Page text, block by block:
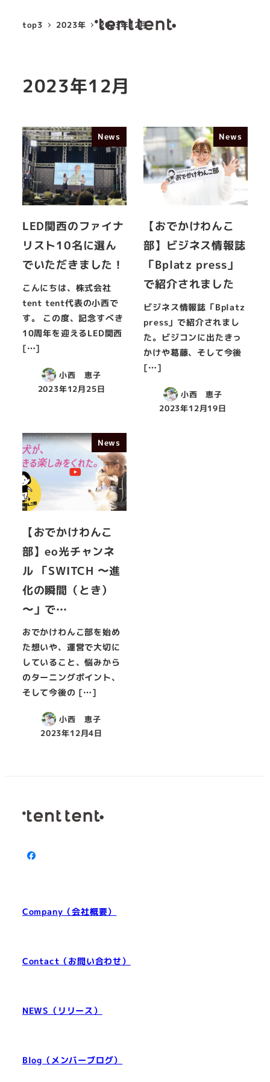
top3 2023年 2023年12月
2023年12月
News
LED関西のファイナ
リスト10名に選ん
でいただきました！
こんにちは、株式会社
tent tent代表の小西で
す。 この度、記念すべき
10周年を迎えるLED関西
[…]
小西 恵子
2023年12月25日
News
【おでかけわんこ
部】ビジネス情報誌
「Bplatz press」
で紹介されました
ビジネス情報誌「Bplatz
press」で紹介されまし
た。ビジコンに出たきっ
かけや葛藤、そして今後
[…]
小西 恵子
2023年12月19日
News
【おでかけわんこ
部】eo光チャンネ
ル 「SWITCH 〜進
化の瞬間（とき）
〜」で…
おでかけわんこ部を始め
た想いや、運営で大切に
していること、悩みから
のターニングポイント、
そして今後の […]
小西 恵子
2023年12月4日
Facebook
Company（会社概要）
Contact（お問い合わせ）
NEWS（リリース）
Blog（メンバーブログ）